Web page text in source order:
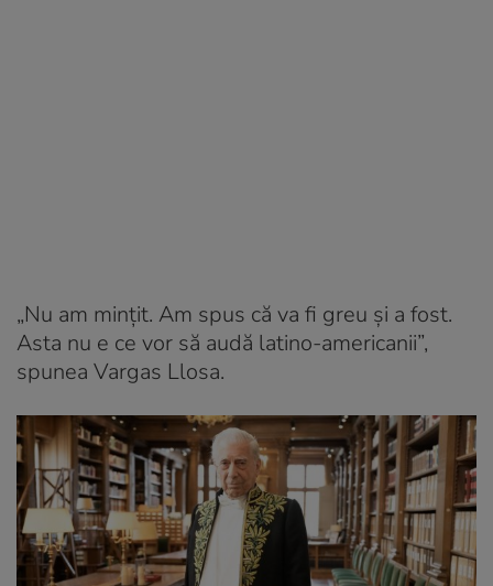
„Nu am mințit. Am spus că va fi greu și a fost.
Asta nu e ce vor să audă latino-americanii”,
spunea Vargas Llosa.